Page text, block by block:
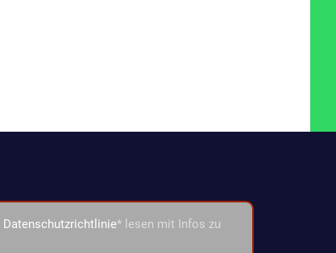
Datenschutzrichtlinie* lesen mit Infos zu